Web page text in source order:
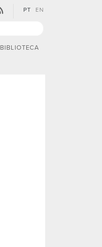
PT EN
BIBLIOTECA